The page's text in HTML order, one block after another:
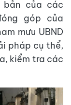
bản của các
góp của
mưu UBND
pháp cụ thể,
kiểm tra các